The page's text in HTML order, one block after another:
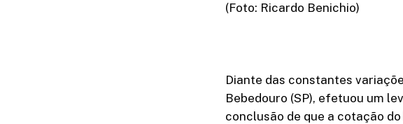
(Foto: Ricardo Benichio)
Diante das constantes
Bebedouro (SP), efetuou um
conclusão de que a cotação